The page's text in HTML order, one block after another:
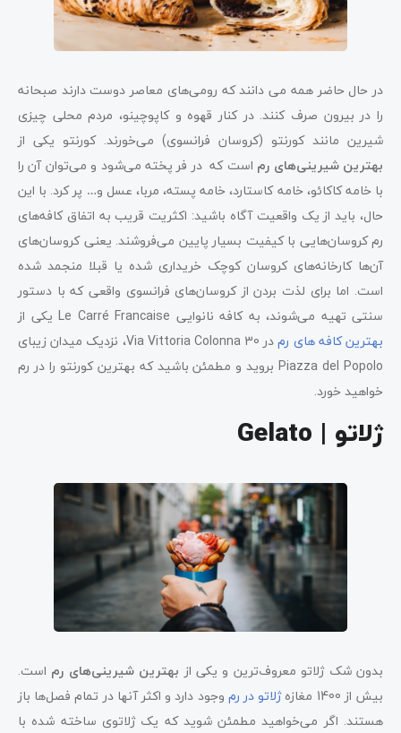
در حال حاضر همه می دانند که رومی‌های معاصر دوست دارند صبحانه
را در بیرون صرف کنند. در کنار قهوه و کاپوچینو، مردم محلی چیزی
شیرین مانند کورنتو (کروسان فرانسوی) می‌خورند. کورنتو یکی از
بهترین شیرینی‌های رم است که در فر پخته می‌شود و می‌توان آن را
با خامه کاکائو، خامه کاستارد، خامه پسته، مربا، عسل و… پر کرد. با این
حال، باید از یک واقعیت آگاه باشید: اکثریت قریب به اتفاق کافه‌های
رم کروسان‌هایی با کیفیت بسیار پایین می‌فروشند. یعنی کروسان‌های
آن‌ها کارخانه‌های کروسان کوچک خریداری شده یا قبلا منجمد شده
است. اما برای لذت بردن از کروسان‌های فرانسوی واقعی که با دستور
سنتی تهیه می‌شوند، به کافه نانوایی Le Carré Francaise یکی از
بهترین کافه های رم
در Via Vittoria Colonna 30، نزدیک میدان زیبای
Piazza del Popolo بروید و مطمئن باشید که بهترین کورنتو را در رم
خواهید خورد.
ژلاتو | Gelato
بدون شک ژلاتو معروف‌ترین و یکی از بهترین شیرینی‌های رم است.
بیش از 1400 مغازه
ژلاتو در رم وجود دارد و اکثر آنها در تمام فصل‌ها باز
هستند. اگر می‌خواهید مطمئن شوید که یک ژلاتوی ساخته شده با